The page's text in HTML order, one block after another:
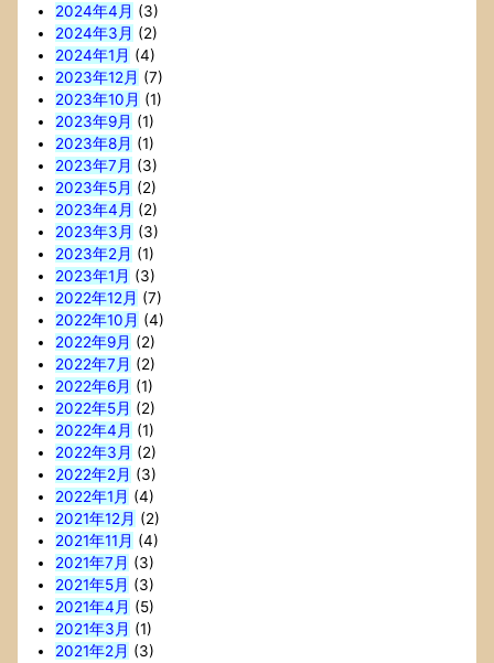
2024年4月 (3)
2024年3月 (2)
2024年1月 (4)
2023年12月 (7)
2023年10月 (1)
2023年9月 (1)
2023年8月 (1)
2023年7月 (3)
2023年5月 (2)
2023年4月 (2)
2023年3月 (3)
2023年2月 (1)
2023年1月 (3)
2022年12月 (7)
2022年10月 (4)
2022年9月 (2)
2022年7月 (2)
2022年6月 (1)
2022年5月 (2)
2022年4月 (1)
2022年3月 (2)
2022年2月 (3)
2022年1月 (4)
2021年12月 (2)
2021年11月 (4)
2021年7月 (3)
2021年5月 (3)
2021年4月 (5)
2021年3月 (1)
2021年2月 (3)